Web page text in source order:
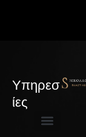
Υπηρεσ
ίες